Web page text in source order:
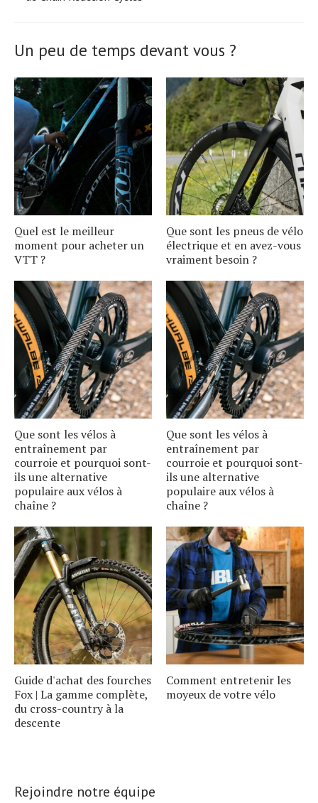
Un peu de temps devant vous ?
Quel est le meilleur
moment pour acheter un
VTT ?
Que sont les pneus de vélo
électrique et en avez-vous
vraiment besoin ?
Que sont les vélos à
entraînement par
courroie et pourquoi sont-
ils une alternative
populaire aux vélos à
chaîne ?
Que sont les vélos à
entraînement par
courroie et pourquoi sont-
ils une alternative
populaire aux vélos à
chaîne ?
Guide d'achat des fourches
Fox | La gamme complète,
du cross-country à la
descente
Comment entretenir les
moyeux de votre vélo
Rejoindre notre équipe